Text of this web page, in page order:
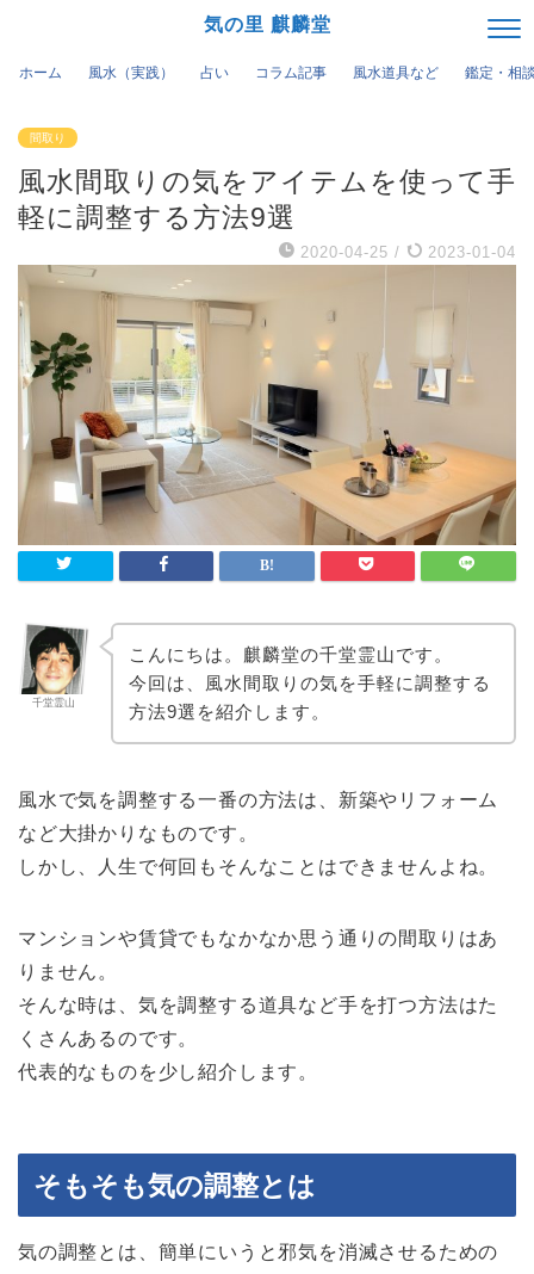
気の里 麒麟堂
ホーム 風水（実践） 占い コラム記事 風水道具など 鑑定・相
間取り
風水間取りの気をアイテムを使って手
軽に調整する方法9選
2020-04-25 / 2023-01-04
千堂霊山
こんにちは。麒麟堂の千堂霊山です。
今回は、風水間取りの気を手軽に調整する
方法9選を紹介します。
風水で気を調整する一番の方法は、新築やリフォーム
など大掛かりなものです。
しかし、人生で何回もそんなことはできませんよね。
マンションや賃貸でもなかなか思う通りの間取りはあ
りません。
そんな時は、気を調整する道具など手を打つ方法はた
くさんあるのです。
代表的なものを少し紹介します。
そもそも気の調整とは
気の調整とは、簡単にいうと邪気を消滅させるための